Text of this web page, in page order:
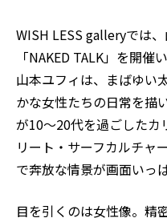
WISH LESS galleryでは
「NAKED TALK」を開催
山本ユフィは、まばゆい
かな女性たちの日常を描
が10～20代を過ごしたカ
リート・サーフカルチャ
で奔放な情景が画面いっ
目を引くのは女性像。精